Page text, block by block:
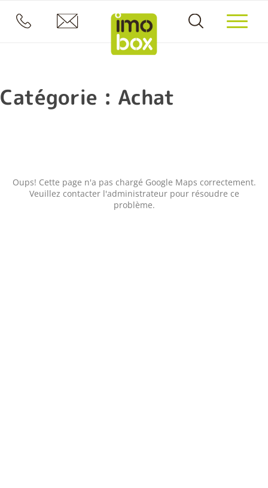
Catégorie : Achat
Oups! Cette page n'a pas chargé Google Maps correctement.
Veuillez contacter l'administrateur pour résoudre ce
problème.